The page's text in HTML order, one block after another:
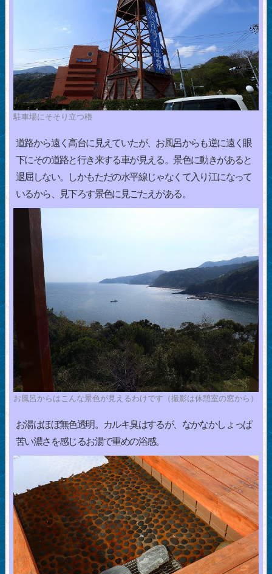
駐車場にそそり立つ櫓
道路から遠く高台に見えていたが、お風呂からも逆に遠く眼
下にその道路と行き来する車が見える。景色に動きがあると
退屈しない。しかもただの水平線じゃなくて入り江になって
いるから、見下ろす景色に見ごたえがある。
お風呂からはこんな景色が見えるわけです（撮影は休憩室の窓から）
お湯はほぼ無色透明。カルキ臭はするが、なかなかしょっぱ
苦い濃さを感じるお湯で重めの浴感。